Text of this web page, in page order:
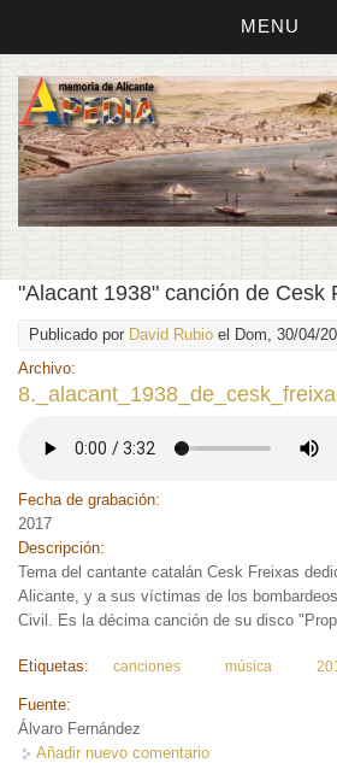
MENU
"Alacant 1938" canción de Cesk
Publicado por David Rubio el Dom, 30/04/
Archivo:
Fecha de grabación:
2017
Descripción:
Tema del cantante catalán Cesk Freixas
Alicante, y a sus víctimas de los
Civil. Es la décima canción de su disco
Etiquetas: canciones música
Fuente:
Álvaro Fernández
Añadir nuevo comentario